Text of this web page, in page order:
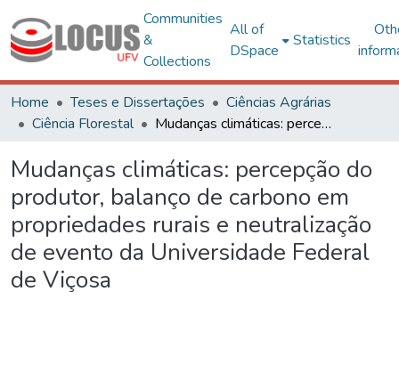
Communities
&
Collections
All of
DSpace
Statistics
Home Teses e Dissertações
Ciências Agrárias
Ciência Florestal
Mudanças climáticas: percepção do produtor, balanço de carbono em propriedades rurais e neutralização de evento da Universidade Federal de Viçosa
Mudanças climáticas: percepção do
produtor, balanço de carbono em
propriedades rurais e neutralização
de evento da Universidade Federal
de Viçosa